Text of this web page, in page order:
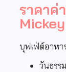
ราคาค่
บุฟเฟ่ต์อาหา
วันธรร